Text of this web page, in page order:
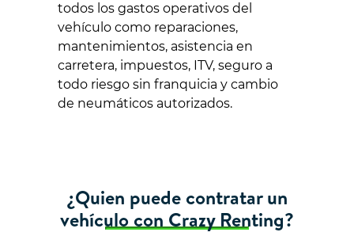
todos los gastos operativos del
vehículo como reparaciones,
mantenimientos, asistencia en
carretera, impuestos, ITV, seguro a
todo riesgo sin franquicia y cambio
de neumáticos autorizados.
¿Quien puede contratar un
vehículo con Crazy Renting?